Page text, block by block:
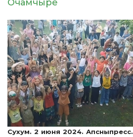
Очамчыре
Сухум. 2 июня 2024. Апсныпресс.